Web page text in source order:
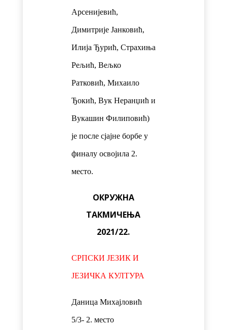
Арсенијевић,
Димитрије Јанковић,
Илија Ђурић, Страхиња
Рељић, Вељко
Ратковић, Михаило
Ђокић, Вук Неранџић и
Вукашин Филиповић)
је после сјајне борбе у
финалу освојила 2.
место.
ОКРУЖНА
ТАКМИЧЕЊА
2021/22.
СРПСКИ ЈЕЗИК И
ЈЕЗИЧКА КУЛТУРА
Даница Михајловић
5/3- 2. место